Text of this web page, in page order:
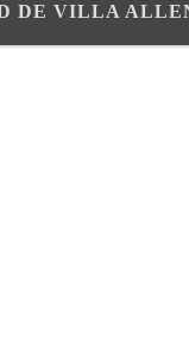
DE VILLA